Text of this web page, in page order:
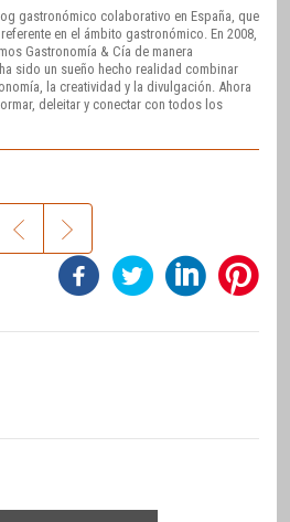
gastronómico colaborativo en España, que
en el ámbito gastronómico. En 2008,
Gastronomía & Cía de manera
sido un sueño hecho realidad combinar
la creatividad y la divulgación. Ahora
deleitar y conectar con todos los